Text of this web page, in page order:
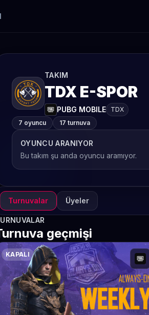
TAKIM
TDX E-SPOR
PUBG MOBILE
TDX
7 oyuncu
17 turnuva
OYUNCU ARANIYOR
Bu takım şu anda oyuncu aramıyor.
Turnuvalar Üyeler
geçmişi
KAPALI